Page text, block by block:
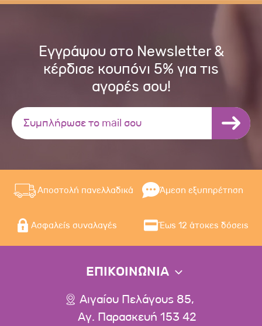
Εγγράψου στο Newsletter &
κέρδισε κουπόνι 5% για τις
αγορές σου!
Αποστολή πανελλαδικά Άμεση εξυπηρέτηση
Ασφαλείς συναλαγές Έως 12 άτοκες δόσεις
ΕΠΙΚΟΙΝΩΝΙΑ
Αιγαίου Πελάγους 85,
Αγ. Παρασκευή 153 42